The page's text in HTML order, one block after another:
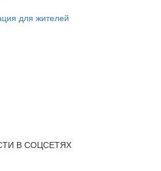
для жителей
В СОЦСЕТЯХ